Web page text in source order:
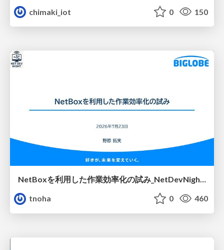
chimaki_iot
0 150
NetBoxを利用した作業効率化の試み_NetDevNight4
tnoha
0 460